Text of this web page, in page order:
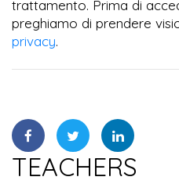
trattamento. Prima di
preghiamo di prendere
privacy.
TEACHERS